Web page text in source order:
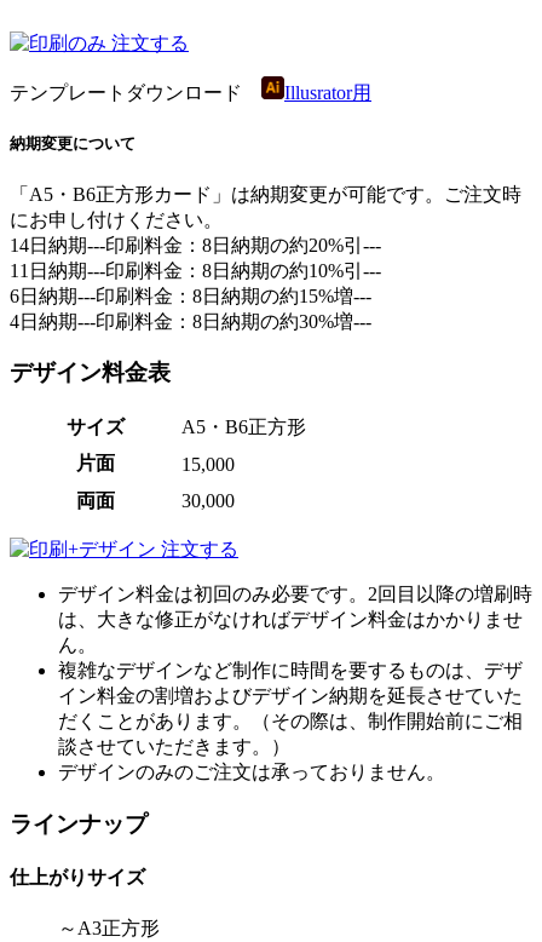
テンプレートダウンロード Illusrator用
納期変更について
「A5・B6正方形カード」は納期変更が可能です。ご注文時
にお申し付けください。
14日納期---印刷料金：8日納期の約20%引 ---
11日納期---印刷料金：8日納期の約10%引 ---
6日納期---印刷料金：8日納期の約15%増---
4日納期---印刷料金：8日納期の約30%増---
デザイン料金表
サイズ
A5・B6正方形
片面
15,000
両面
30,000
デザイン料金は初回のみ必要です。2回目以降の増刷時
は、大きな修正がなければデザイン料金はかかりませ
ん。
複雑なデザインなど制作に時間を要するものは、デザ
イン料金の割増およびデザイン納期を延長させていた
だくことがあります。（その際は、制作開始前にご相
談させていただきます。）
デザインのみのご注文は承っておりません。
ラインナップ
仕上がりサイズ
～A3正方形